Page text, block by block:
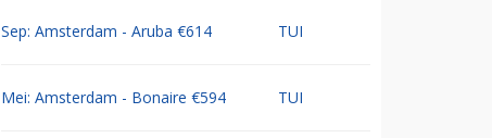
Sep: Amsterdam - Aruba €614 TUI
Mei: Amsterdam - Bonaire €594 TUI